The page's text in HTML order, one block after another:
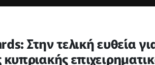
Στην τελική ευθεία